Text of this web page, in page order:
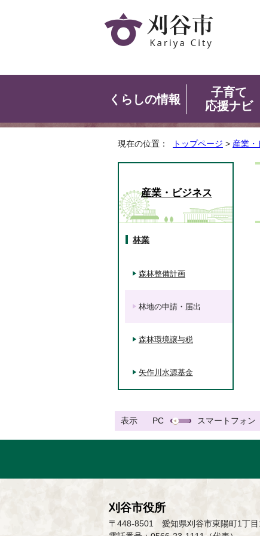
くらしの情報
子育て
応援ナビ
現在の位置： トップページ > 産業・
産業・ビジネス
林業
森林整備計画
林地の申請・届出
森林環境譲与税
矢作川水源基金
表示 PC スマートフォン
刈谷市役所
〒448-8501 愛知県刈谷市東陽町1丁目